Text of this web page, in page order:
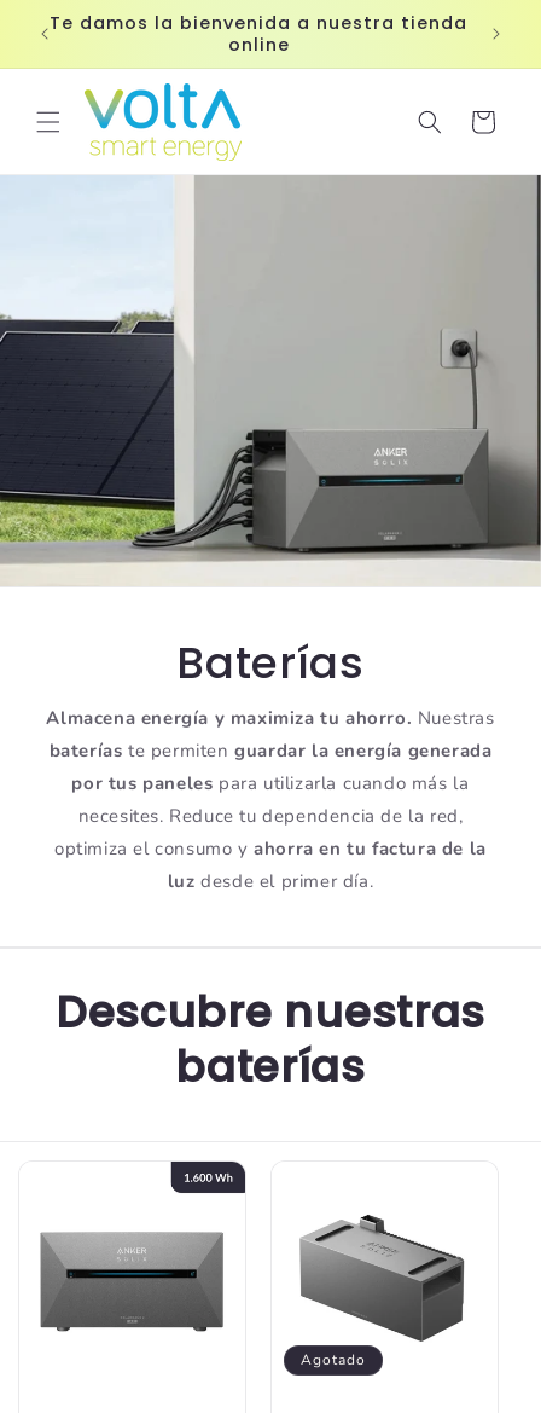
directamente
Te damos la bienvenida a nuestra tienda
online
Carrito
Baterías
Almacena energía y maximiza tu ahorro. Nuestras
baterías te permitenguardar la energía generada
por tus paneles para utilizarla cuando más la
necesites. Reduce tu dependencia de la red,
optimiza el consumo yahorra en tu factura de la
luz desde el primer día.
Descubre nuestras
baterías
Agotado